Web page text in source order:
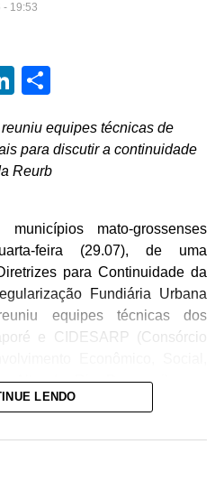
- 19:53
LinkedIn
equipes técnicas de
para discutir a continuidade
Reurb
mato-grossenses
feira (29.07), de uma
para Continuidade da
Fundiária Urbana
equipes técnicas dos
e CIDESARP (Consórcio
Alto do Rio Paraguai) para
posterior à entrega dos
LENDO